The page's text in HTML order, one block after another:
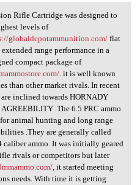
Rifle
Rifle Cartridge was designed to
levels of
globaldepotammunition.com/flat
range performance in a
compact package of
. it is well known
than other market rivals. In recent
are inclined towards HORNADY
AGREEBILITY .The 6.5 PRC ammo
animal hunting and long range
.They are generally called
caliber ammo. It was initially geared
rivals or competitors but later
, it started meeting
needs. With time it is getting